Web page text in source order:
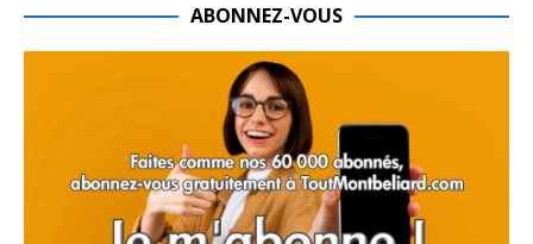
ABONNEZ-VOUS